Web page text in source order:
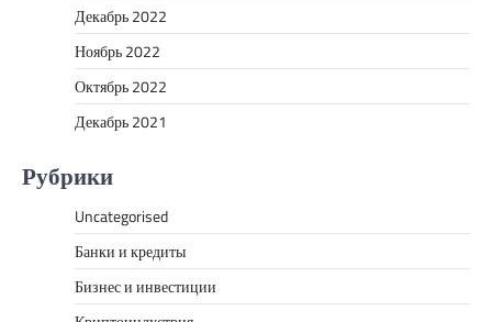
Декабрь 2022
Ноябрь 2022
Октябрь 2022
Декабрь 2021
Рубрики
Uncategorised
Банки и кредиты
Бизнес и инвестиции